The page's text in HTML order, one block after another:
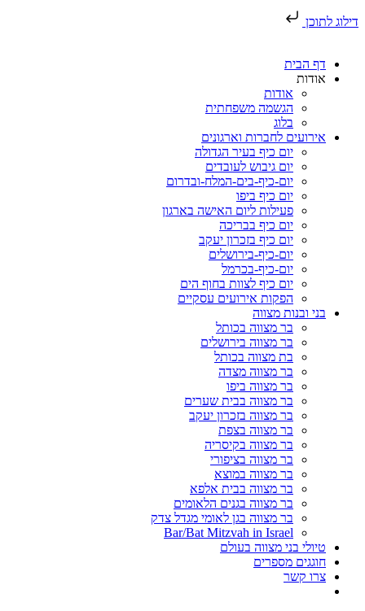
דילוג לתוכן
דף הבית
אודות
אודות
הגשמה משפחתית
בלוג
אירועים לחברות וארגונים
יום כיף בעיר הגדולה
יום גיבוש לעובדים
יום-כיף-בים-המלח-ובדרום
יום כיף ביפו
פעילות ליום האישה בארגון
יום כיף בבריכה
יום כיף בזכרון יעקב
יום-כיף-בירושלים
יום-כיף-בכרמל
יום כיף לצוות בחוף הים
הפקות אירועים עסקיים
בני ובנות מצווה
בר מצווה בכותל
בר מצווה בירושלים
בת מצווה בכותל
בר מצווה מצדה
בר מצווה ביפו
בר מצווה בבית שערים
בר מצווה בזכרון יעקב
בר מצווה בצפת
בר מצווה בקיסריה
בר מצווה בציפורי
בר מצווה במוצא
בר מצווה בבית אלפא
בר מצווה בגנים הלאומים
בר מצווה בגן לאומי מגדל צדק
Bar/Bat Mitzvah in Israel
טיולי בני מצווה בעולם
חוגגים מספרים
צרו קשר